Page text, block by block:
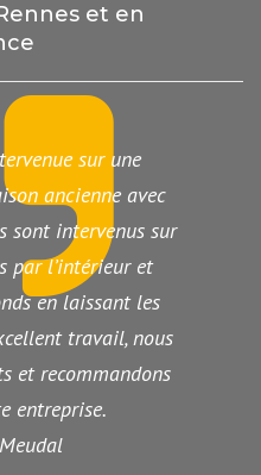
et en
sur une
ancienne avec
sont intervenus sur
par l’intérieur et
en laissant les
travail, nous
et recommandons
entreprise.